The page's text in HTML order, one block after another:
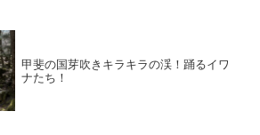
甲斐の国芽吹きキラキラの渓！踊るイワ
ナたち！